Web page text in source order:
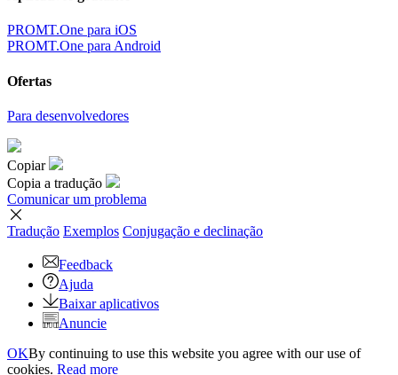
PROMT.One para iOS
PROMT.One para Android
Ofertas
Para desenvolvedores
Copiar
Copia a tradução
Comunicar um problema
Tradução Exemplos Conjugação e declinação
Feedback
Ajuda
Baixar aplicativos
Anuncie
OKBy continuing to use this website you agree with our use of
cookies. Read more